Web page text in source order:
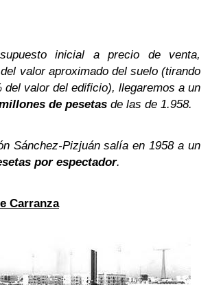
inicial a precio de venta,
valor aproximado del suelo (tirando
del valor del edificio), llegaremos a un
de pesetas de las de 1.958.
Sánchez-Pizjuán salía en 1958 a un
por espectador.
Carranza